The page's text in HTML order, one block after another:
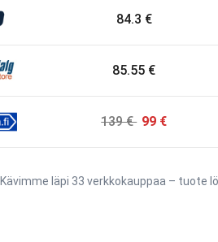
84.3 €
85.55 €
139 € 99 €
Kävimme läpi 33 verkkokauppaa – tuote